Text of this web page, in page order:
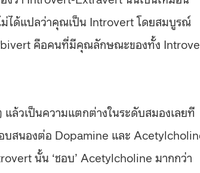
ได้แปลว่าคุณเป็น Introvert โดยสมบูรณ์
คือคนที่มีคุณลักษณะของทั้ง
ล้วเป็นความแตกต่างในระดับสมองเลยที
บสนองต่อ Dopamine และ
นั้น ‘ชอบ’ Acetylcholine มากกว่า